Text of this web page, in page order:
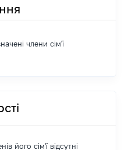
члени сім'ї
його сім'ї відсутні